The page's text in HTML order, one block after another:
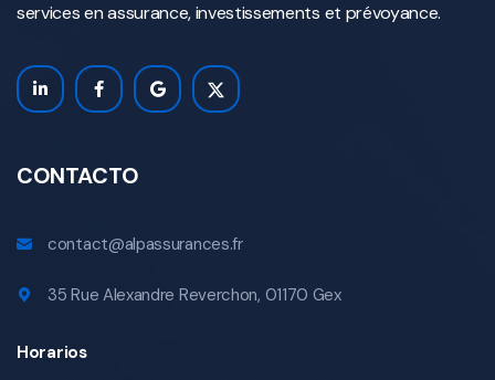
services en assurance, investissements et prévoyance.
CONTACTO
contact@alpassurances.fr
35 Rue Alexandre Reverchon, 01170 Gex
Horarios